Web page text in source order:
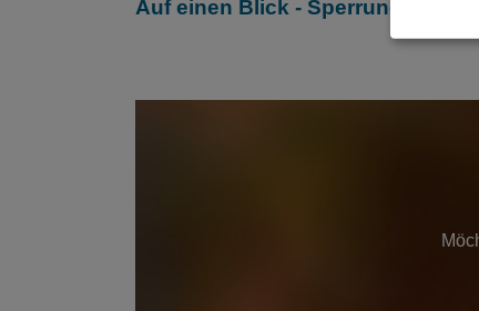
Auf einen Blick - Sperrungen und